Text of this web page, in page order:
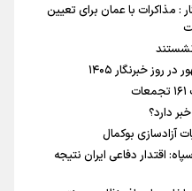
: مذاکرات با عمان برای تعیین
خبرنگار ۱۴۰۵
دارد؟
آزادسازی بوکمال
اقتدار دفاعی ایران نتیجه